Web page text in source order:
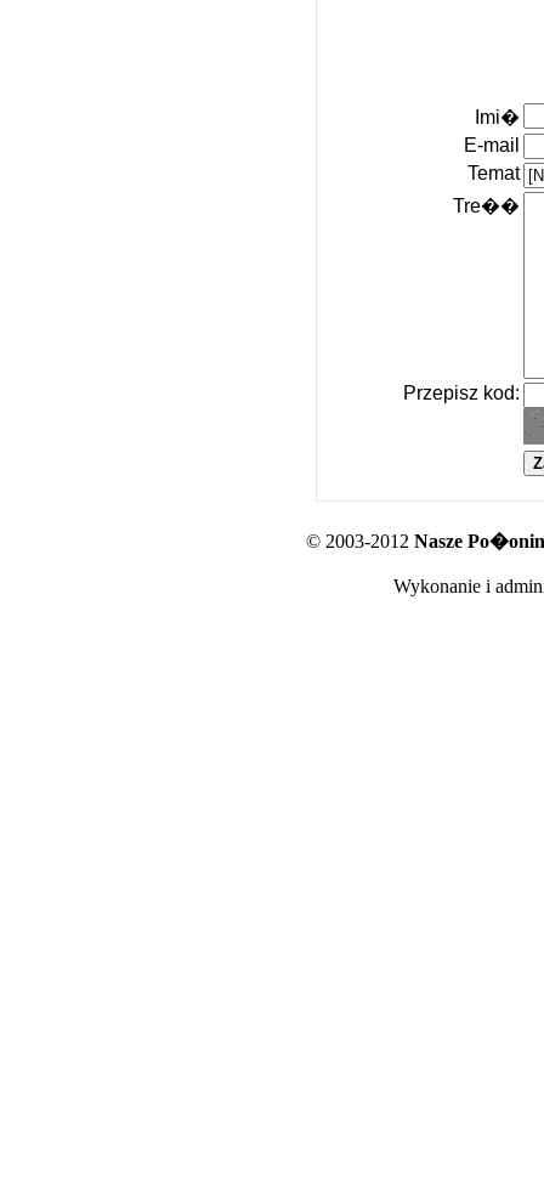
Imi�
E-mail
Temat
Tre��
Przepisz kod:
© 2003-2012 Nasze
Wykonanie i